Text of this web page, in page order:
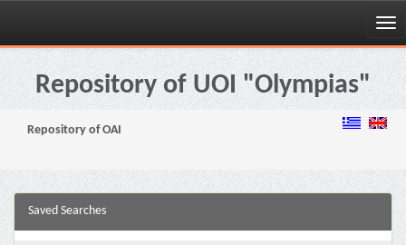
Skip
navigationRepository of UOI "Olympias"
Repository of OAI
Saved Searches